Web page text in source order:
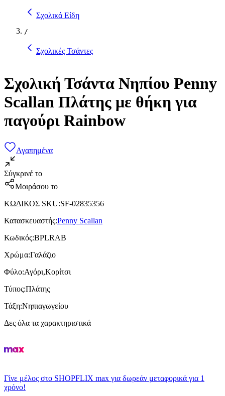
Σχολικά Είδη
/
Σχολικές Τσάντες
Σχολική Τσάντα Νηπίου Penny
Scallan Πλάτης με θήκη για
παγούρι Rainbow
Αγαπημένα
Σύγκρινέ το
Μοιράσου το
ΚΩΔΙΚΟΣ SKU:SF-02835356
Κατασκευαστής:Penny Scallan
Κωδικός:BPLRAB
Χρώμα:Γαλάζιο
Φύλο:Αγόρι,Κορίτσι
Τύπος:Πλάτης
Τάξη:Νηπιαγωγείου
Δες όλα τα χαρακτηριστικά
Γίνε μέλος στο SHOPFLIX max για δωρεάν μεταφορικά για 1
χρόνο!